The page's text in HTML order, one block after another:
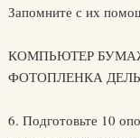
Запомните с их
КОМПЬЮТЕР
ФОТОПЛЕНКА
6. Подготовьте 10